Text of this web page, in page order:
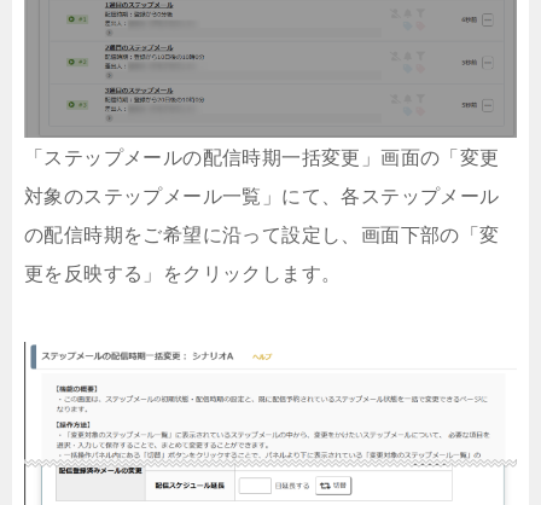
「ステップメールの配信時期一括変更」画面の「変更
対象のステップメール一覧」にて、各ステップメール
の配信時期をご希望に沿って設定し、画面下部の「変
更を反映する」をクリックします。